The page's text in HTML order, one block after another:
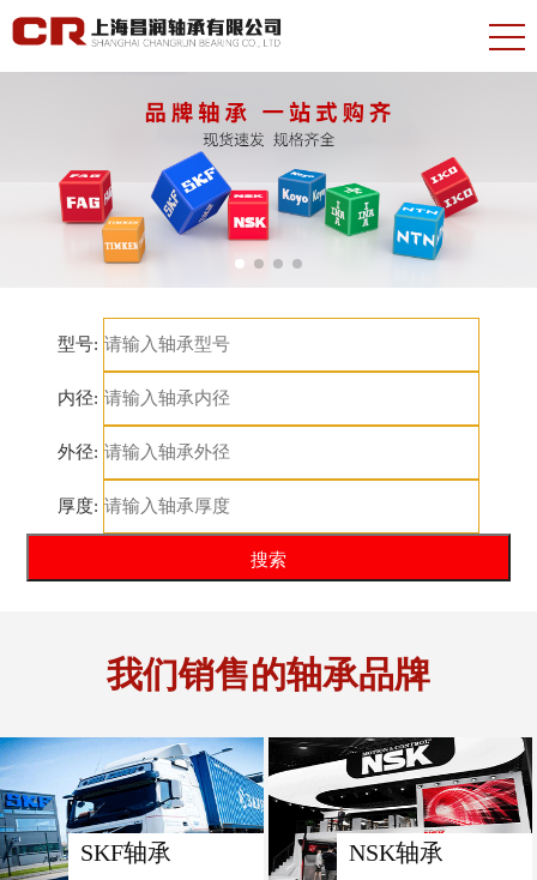
型号:
内径:
外径:
厚度:
我们销售的轴承品牌
SKF轴承 NSK轴承